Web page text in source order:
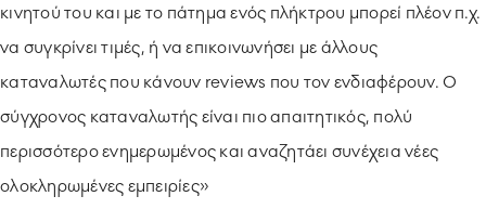
κινητού του και με το πάτημα ενός πλήκτρου μπορεί πλέον π.χ.
να συγκρίνει τιμές, ή να επικοινωνήσει με άλλους
καταναλωτές που κάνουν reviews που τον ενδιαφέρουν. Ο
σύγχρονος καταναλωτής είναι πιο απαιτητικός, πολύ
περισσότερο ενημερωμένος και αναζητάει συνέχεια νέες
ολοκληρωμένες εμπειρίες»